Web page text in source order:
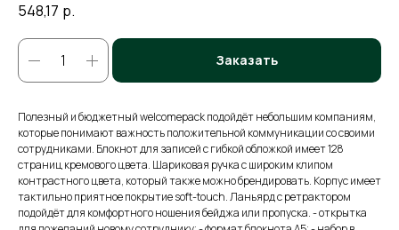
548,17 р.
Заказать
Полезный и бюджетный welcomepack подойдёт небольшим компаниям,
которые понимают важность положительной коммуникации со своими
сотрудниками. Блокнот для записей с гибкой обложкой имеет 128
страниц кремового цвета. Шариковая ручка с широким клипом
контрастного цвета, который также можно брендировать. Корпус имеет
тактильно приятное покрытие soft-touch. Ланьярд с ретрактором
подойдёт для комфортного ношения бейджа или пропуска. - открытка